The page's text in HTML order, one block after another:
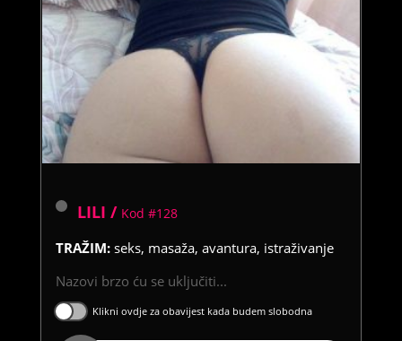
LILI / Kod #128
TRAŽIM: seks, masaža, avantura, istraživanje
Nazovi brzo ću se uključiti...
Klikni ovdje za obavijest kada budem slobodna